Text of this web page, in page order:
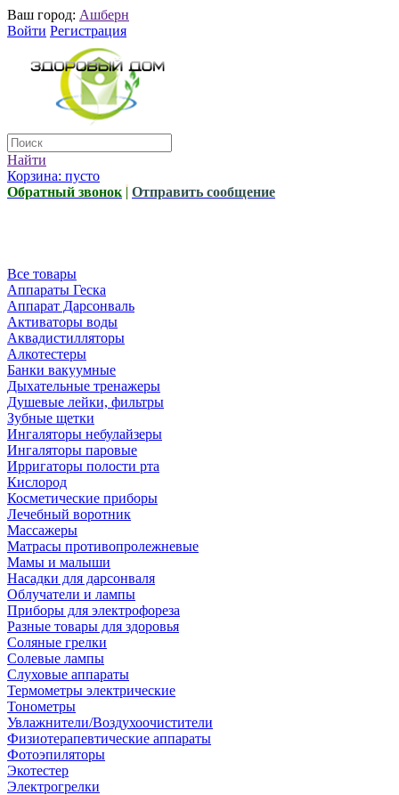
Ваш город: Ашберн
Войти Регистрация
Найти
Корзина: пусто
Обратный звонок | Отправить сообщение
Все товары
Аппараты Геска
Аппарат Дарсонваль
Активаторы воды
Аквадистилляторы
Алкотестеры
Банки вакуумные
Дыхательные тренажеры
Душевые лейки, фильтры
Зубные щетки
Ингаляторы небулайзеры
Ингаляторы паровые
Ирригаторы полости рта
Кислород
Косметические приборы
Лечебный воротник
Массажеры
Матрасы противопролежневые
Мамы и малыши
Насадки для дарсонваля
Облучатели и лампы
Приборы для электрофореза
Разные товары для здоровья
Соляные грелки
Солевые лампы
Слуховые аппараты
Термометры электрические
Тонометры
Увлажнители/Воздухоочистители
Физиотерапевтические аппараты
Фотоэпиляторы
Экотестер
Электрогрелки